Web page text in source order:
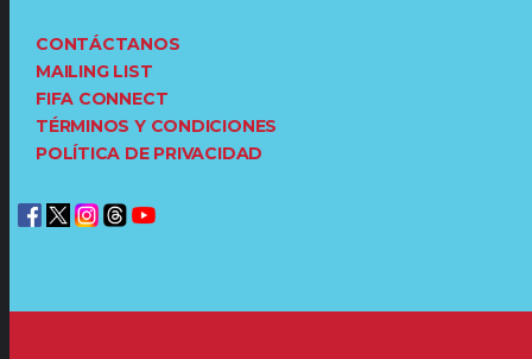
CONTÁCTANOS
MAILING LIST
FIFA CONNECT
TÉRMINOS Y CONDICIONES
POLÍTICA DE PRIVACIDAD